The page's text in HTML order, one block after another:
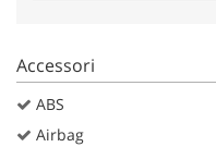
Accessori
ABS
Airbag